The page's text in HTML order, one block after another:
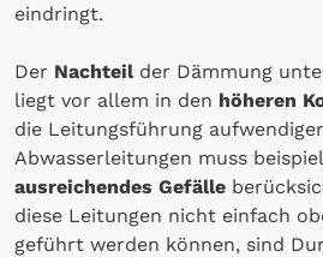
eindringt.
Der Nachteil der Dämmung
liegt vor allem in den höheren
die Leitungsführung
Abwasserleitungen muss
ausreichendes Gefälle
diese Leitungen nicht einfach
geführt werden können, sind